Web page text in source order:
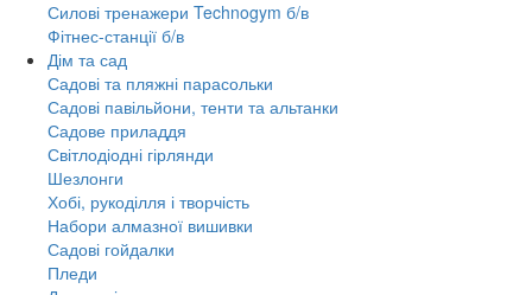
Силові тренажери Technogym б/в
Фітнес-станції б/в
Дім та сад
Садові та пляжні парасольки
Садові павільйони, тенти та альтанки
Садове приладдя
Світлодіодні гірлянди
Шезлонги
Хобі, рукоділля і творчість
Набори алмазної вишивки
Садові гойдалки
Пледи